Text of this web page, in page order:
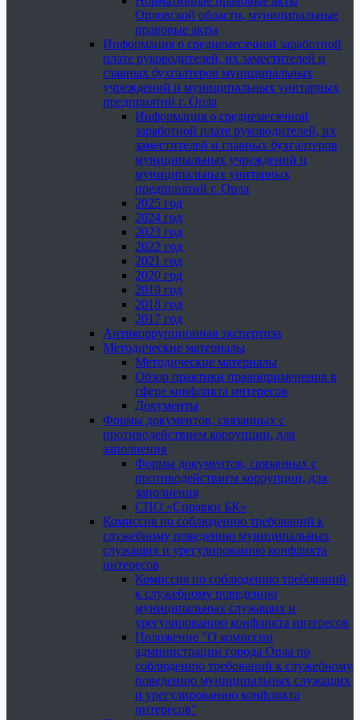
Орловской области, муниципальные
правовые акты
Информация о среднемесячной заработной
плате руководителей, их заместителей и
главных бухгалтеров муниципальных
учреждений и муниципальных унитарных
предприятий г. Орла
Информация о среднемесячной
заработной плате руководителей, их
заместителей и главных бухгалтеров
муниципальных учреждений и
муниципальных унитарных
предприятий г. Орла
2025 год
2024 год
2023 год
2022 год
2021 год
2020 год
2019 год
2018 год
2017 год
Антикоррупционная экспертиза
Методические материалы
Методические материалы
Обзор практики правоприменения в
сфере конфликта интересов
Документы
Формы документов, связанных с
противодействием коррупции, для
заполнения
Формы документов, связанных с
противодействием коррупции, для
заполнения
СПО «Справки БК»
Комиссия по соблюдению требований к
служебному поведению муниципальных
служащих и урегулированию конфликта
интересов
Комиссия по соблюдению требований
к служебному поведению
муниципальных служащих и
урегулированию конфликта интересов
Положение "О комиссии
администрации города Орла по
соблюдению требований к служебному
поведению муниципальных служащих
и урегулированию конфликта
интересов"